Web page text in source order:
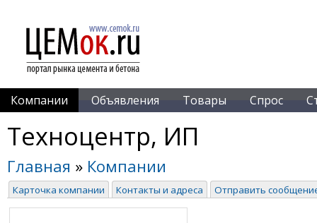
Компании Объявления Товары Спрос
Техноцентр, ИП
Главная » Компании
Карточка компании Контакты и адреса Отправить